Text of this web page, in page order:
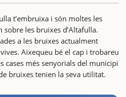
t’embruixa i són moltes les
sobre les bruixes d’Altafulla.
a les bruixes actualment
Aixequeu bé el cap i trobareu
cases més senyorials del municipi
bruixes tenien la seva utilitat.